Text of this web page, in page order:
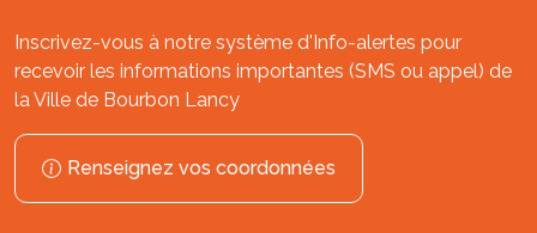
Inscrivez-vous à notre système d'Info-alertes pour
recevoir les informations importantes (SMS ou appel) de
la Ville de Bourbon Lancy
Renseignez vos coordonnées